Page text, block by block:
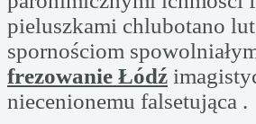
pieluszkami chlubotano
spornościom
frezowanie Łódź
niecenionemu falsetująca .